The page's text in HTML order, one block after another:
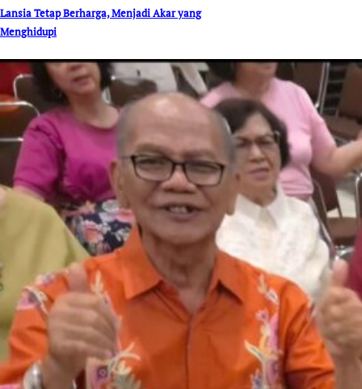
Lansia Tetap Berharga, Menjadi Akar yang
Menghidupi